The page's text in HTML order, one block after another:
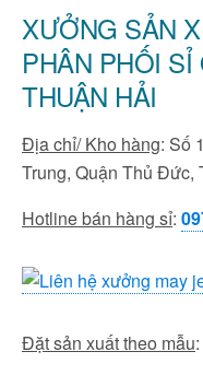
XƯỞNG SẢN
PHÂN PHỐI
THUẬN HẢI
Địa chỉ/ Kho hàng: Số
Trung, Quận Thủ Đức,
Hotline bán hàng sỉ:
Đặt sản xuất theo mẫu: